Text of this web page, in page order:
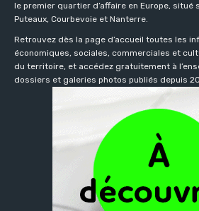
le premier quartier d’affaire en Europe, situé
Puteaux, Courbevoie et Nanterre.
Retrouvez dès la page d’accueil toutes les
économiques, sociales, commerciales et
du territoire, et accédez gratuitement à
dossiers et galeries photos publiés depuis